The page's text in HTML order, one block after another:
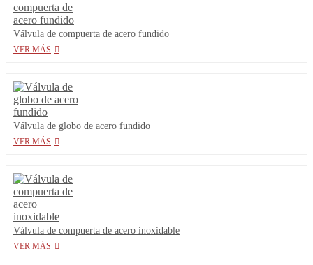
Válvula de compuerta de acero fundido
VER MÁS
Válvula de globo de acero fundido
VER MÁS
Válvula de compuerta de acero inoxidable
VER MÁS